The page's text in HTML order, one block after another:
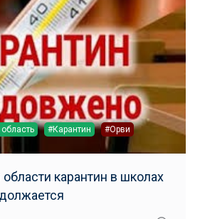
область #Карантин #Орви
продолжается